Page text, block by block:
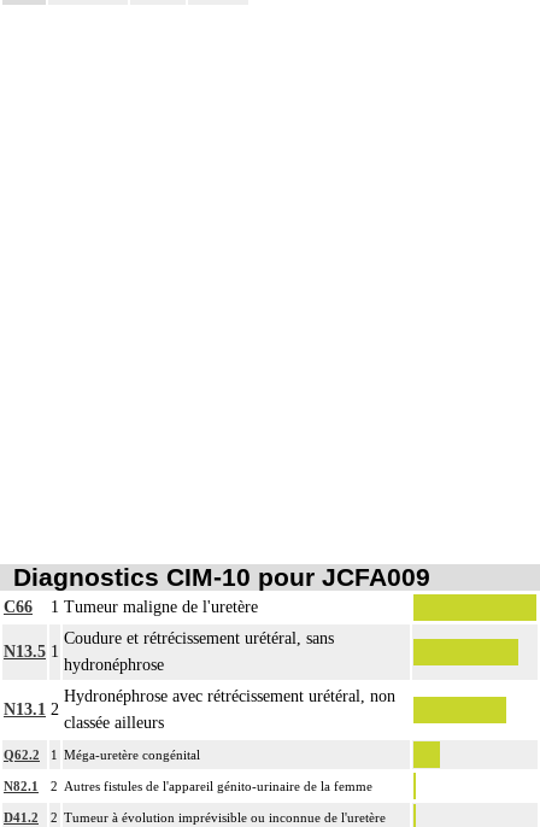
Diagnostics CIM-10 pour JCFA009
C66 1 Tumeur maligne de l'uretère
N13.5 1
Coudure et rétrécissement urétéral, sans
hydronéphrose
N13.1 2
Hydronéphrose avec rétrécissement urétéral, non
classée ailleurs
Q62.2 1 Méga-uretère congénital
N82.1 2 Autres fistules de l'appareil génito-urinaire de la femme
D41.2 2 Tumeur à évolution imprévisible ou inconnue de l'uretère